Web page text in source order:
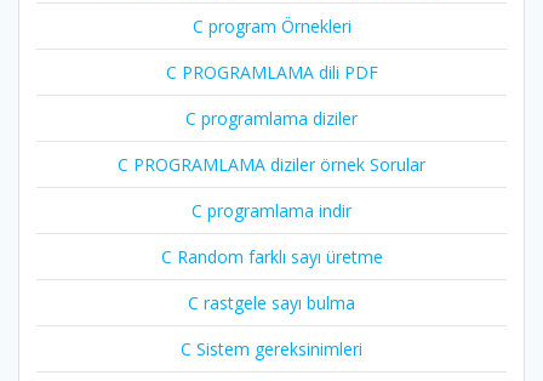
C program Örnekleri
C PROGRAMLAMA dili PDF
C programlama diziler
C PROGRAMLAMA diziler örnek Sorular
C programlama indir
C Random farklı sayı üretme
C rastgele sayı bulma
C Sistem gereksinimleri